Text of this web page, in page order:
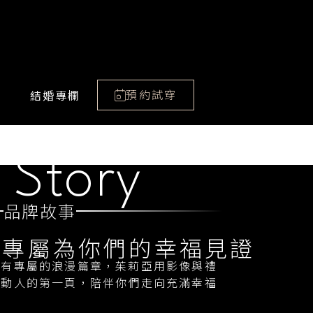
結婚專欄 預約試穿
Story
品牌故事
屬為你們的幸福見證
專屬的浪漫篇章，茱莉亞用影像與禮
人的第一頁，陪伴你們走向充滿幸福